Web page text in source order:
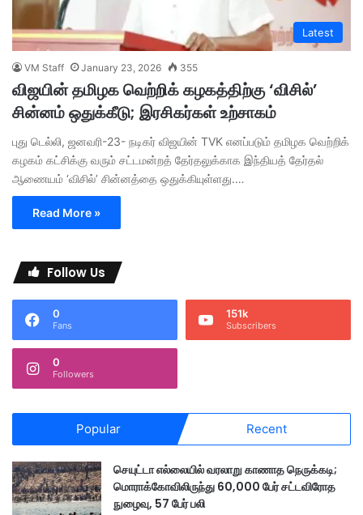
Latest
VM Staff January 23, 2026 355
விஜயின் தமிழக வெற்றிக் கழகத்திற்கு ‘விசில்’
சின்னம் ஒதுக்கீடு; இரசிகர்கள் உற்சாகம்
புது டெல்லி, ஜனவரி-23- நடிகர் விஜயின் TVK எனப்படும் தமிழக வெற்றிக்
கழகம் கட்சிக்கு வரும் சட்டமன்றத் தேர்தலுக்காக இந்தியத் தேர்தல்
ஆணையம் ‘விசில்’ சின்னத்தை ஒதுக்கியுள்ளது.…
Read More »
Follow Us
0
Fans
151k
Subscribers
0
Followers
Popular Recent
செயுட்டா எல்லையில் வரலாறு காணாத நெருக்கடி;
மொராக்கோவிலிருந்து 60,000 பேர் சட்டவிரோத
நுழைவு, 57 பேர் பலி